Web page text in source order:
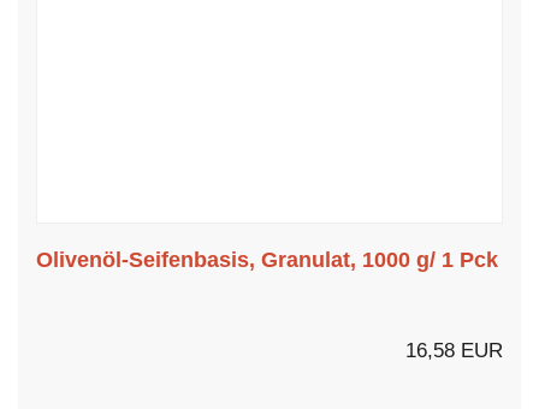
Olivenöl-Seifenbasis, Granulat, 1000 g/ 1 Pck
16,58 EUR